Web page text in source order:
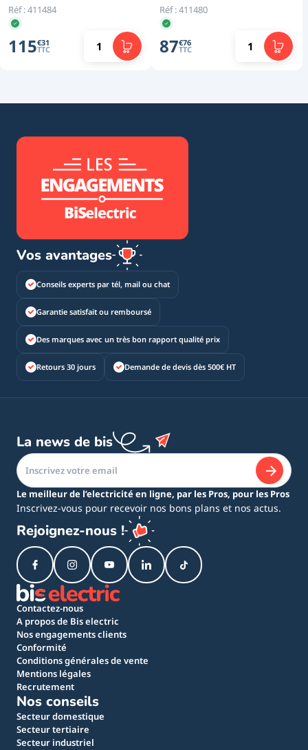
Réf :411484
115€31
TTC
Réf :411480
87€76
TTC
Vos avantages
Conseils experts par tél, mail ou chat
Garantie satisfait ou remboursé
Des marques avec un très bon rapport qualité prix
Retours 30 jours Demande de devis dès 500€ HT
La news de bis
Le meilleur de l’electricité en ligne, par les Pros, pour les Pros
Inscrivez-vous pour recevoir nos bons plans et nos actus.
Rejoignez-nous !
Contactez-nous
A propos de Bis electric
Nos engagements clients
Conformité
Conditions générales de vente
Mentions légales
Recrutement
Nos conseils
Secteur domestique
Secteur tertiaire
Secteur industriel